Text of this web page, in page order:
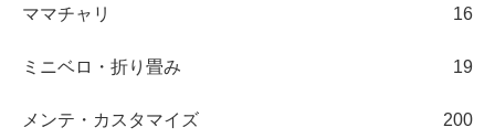
ママチャリ 16
ミニベロ・折り畳み 19
メンテ・カスタマイズ 200